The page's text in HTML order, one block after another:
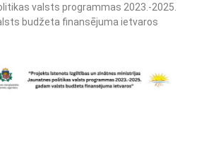
valsts programmas 2023.-2025.
budžeta finansējuma ietvaros